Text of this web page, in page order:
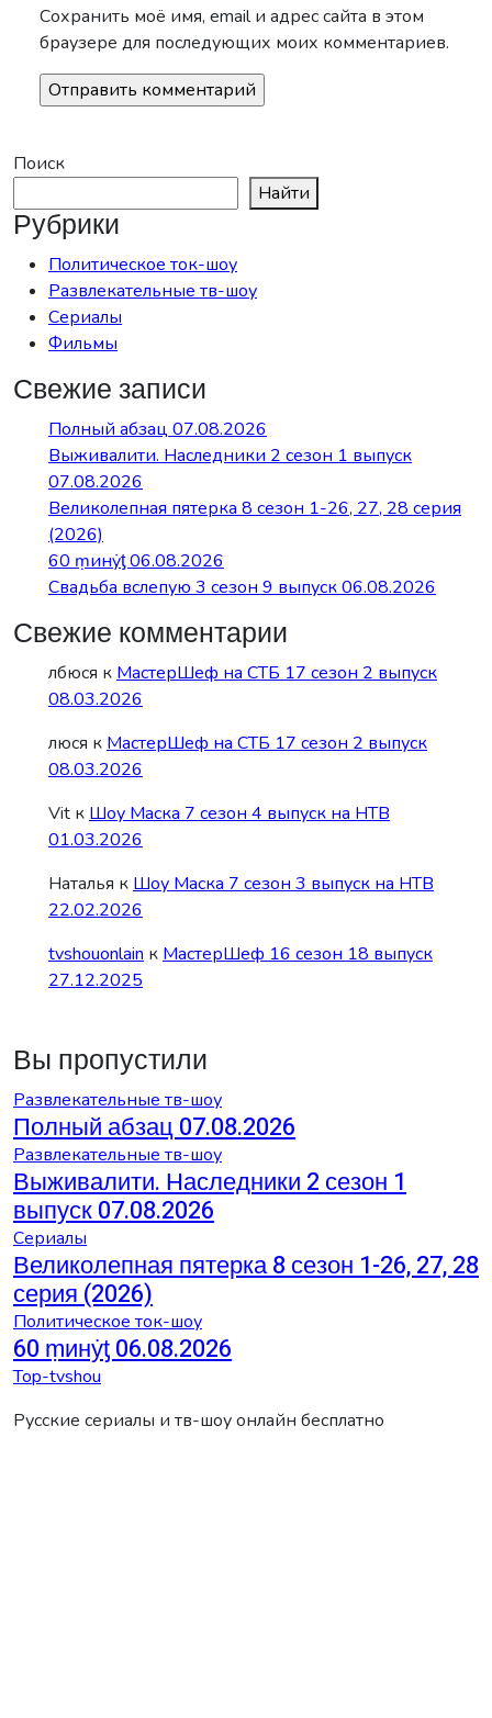
Сохранить моё имя, email и адрес сайта в этом
браузере для последующих моих комментариев.
Поиск
Найти
Рубрики
Политическое ток-шоу
Развлекательные тв-шоу
Сериалы
Фильмы
Свежие записи
Полный абзац 07.08.2026
Выживалити. Наследники 2 сезон 1 выпуск
07.08.2026
Великолепная пятерка 8 сезон 1-26, 27, 28 серия
(2026)
60 ṃинẏƫ 06.08.2026
Свадьба вслепую 3 сезон 9 выпуск 06.08.2026
Свежие комментарии
лбюся к МастерШеф на СТБ 17 сезон 2 выпуск
08.03.2026
люся к МастерШеф на СТБ 17 сезон 2 выпуск
08.03.2026
Vit к Шоу Маска 7 сезон 4 выпуск на НТВ
01.03.2026
Наталья к Шоу Маска 7 сезон 3 выпуск на НТВ
22.02.2026
tvshouonlain к МастерШеф 16 сезон 18 выпуск
27.12.2025
Вы пропустили
Развлекательные тв-шоу
Полный абзац 07.08.2026
Развлекательные тв-шоу
Выживалити. Наследники 2 сезон 1
выпуск 07.08.2026
Сериалы
Великолепная пятерка 8 сезон 1-26, 27, 28
серия (2026)
Политическое ток-шоу
60 ṃинẏƫ 06.08.2026
Top-tvshou
Русские сериалы и тв-шоу онлайн бесплатно